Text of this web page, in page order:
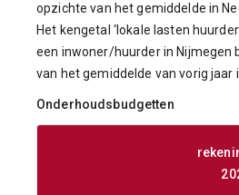
opzichte van het gemiddelde in
Het kengetal ‘lokale lasten
een inwoner/huurder in Nijmegen
van het gemiddelde van vorig jaar
Onderhoudsbudgetten